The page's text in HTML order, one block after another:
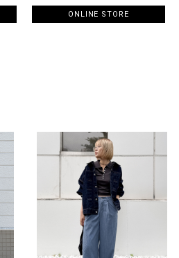
ONLINE STORE